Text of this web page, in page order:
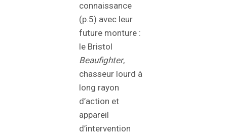
connaissance
(p.5) avec leur
future monture :
le Bristol
Beaufighter,
chasseur lourd à
long rayon
d’action et
appareil
d’intervention